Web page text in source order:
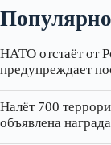
НАТО отстаёт от
предупреждает
Налёт 700
объявлена награда